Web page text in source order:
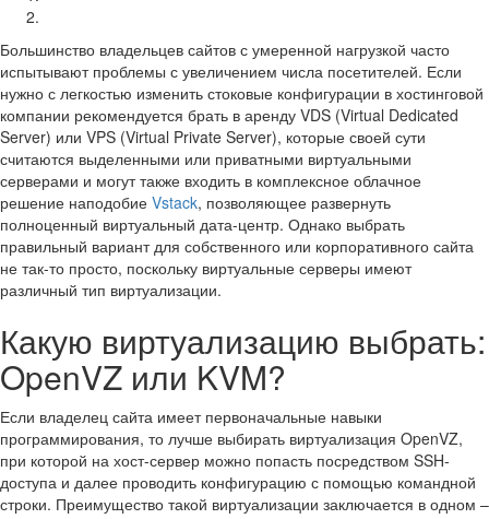
Большинство владельцев сайтов с умеренной нагрузкой часто
испытывают проблемы с увеличением числа посетителей. Если
нужно с легкостью изменить стоковые конфигурации в хостинговой
компании рекомендуется брать в аренду VDS (Virtual Dedicated
Server) или VPS (Virtual Private Server), которые своей сути
считаются выделенными или приватными виртуальными
серверами и могут также входить в комплексное облачное
решение наподобие Vstack, позволяющее развернуть
полноценный виртуальный дата-центр. Однако выбрать
правильный вариант для собственного или корпоративного сайта
не так-то просто, поскольку виртуальные серверы имеют
различный тип виртуализации.
Какую виртуализацию выбрать:
OpenVZ или KVM?
Если владелец сайта имеет первоначальные навыки
программирования, то лучше выбирать виртуализация OpenVZ,
при которой на хост-сервер можно попасть посредством SSH-
доступа и далее проводить конфигурацию с помощью командной
строки. Преимущество такой виртуализации заключается в одном –